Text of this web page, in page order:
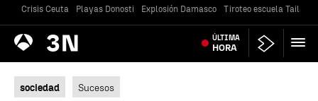
Crisis Ceuta Playas Donosti Explosión Damasco Tiroteo escuela
Antena
3 Noticias ÚLTIMA
HORA
sociedad Sucesos